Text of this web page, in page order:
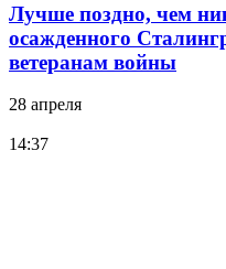
Лучше поздно, чем
осажденного
ветеранам войны
28 апреля
14:37